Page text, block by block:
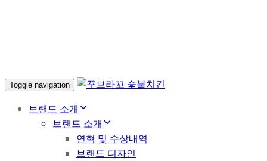
Toggle navigation
브랜드 소개
브랜드 소개
연혁 및 수상내역
브랜드 디자인